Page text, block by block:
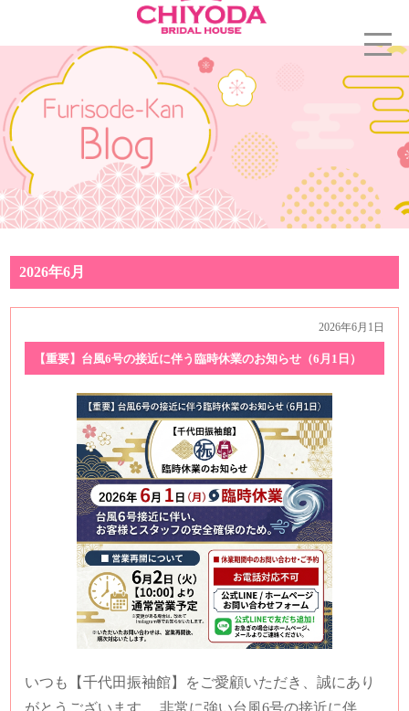
2026年6月
2026年6月1日
【重要】台風6号の接近に伴う臨時休業のお知らせ（6月1日）
いつも【千代田振袖館】をご愛顧いただき、誠にあり